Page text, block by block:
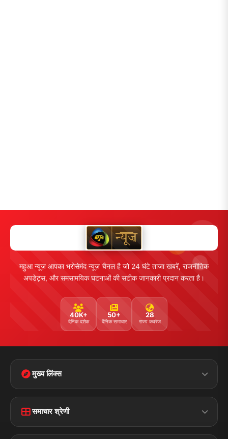
महुआ न्यूज़ आपका भरोसेमंद न्यूज़ चैनल है जो 24 घंटे ताजा खबरें, राजनीतिक
अपडेट्स, और समसामयिक घटनाओं की सटीक जानकारी प्रदान करता है।
40K+
दैनिक दर्शक
50+
दैनिक समाचार
28
राज्य कवरेज
मुख्य लिंक्स
Disclaimer
Terms &
समाचार श्रेणी